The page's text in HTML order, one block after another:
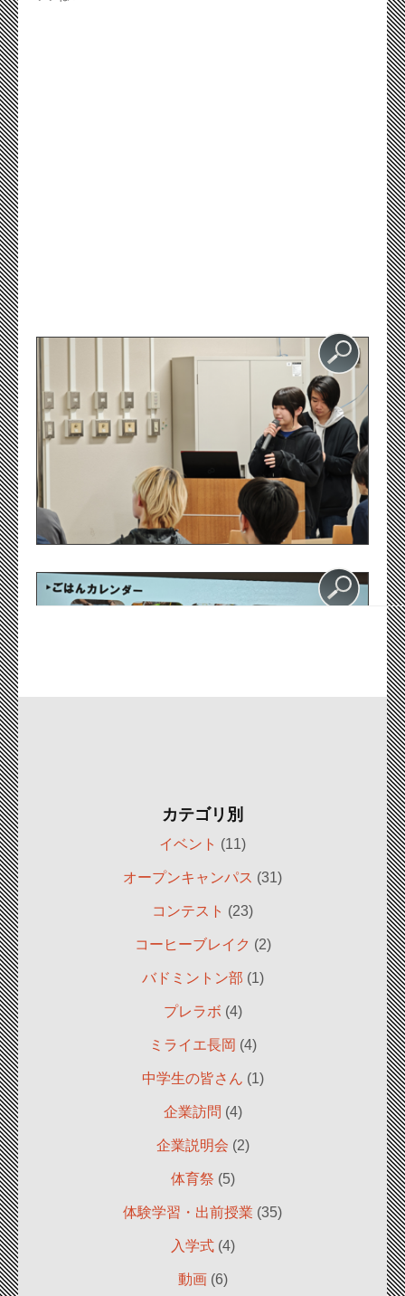
カテゴリ別
イベント (11)
オープンキャンパス (31)
コンテスト (23)
コーヒーブレイク (2)
バドミントン部 (1)
プレラボ (4)
ミライエ長岡 (4)
中学生の皆さん (1)
企業訪問 (4)
企業説明会 (2)
体育祭 (5)
体験学習・出前授業 (35)
入学式(4)
動画(6)